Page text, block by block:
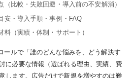
（比較・失敗回避・導入前の不安解消）
安・導入手順・事例・FAQ
料（実績・体制・サポート）
ールで「誰のどんな悩みを、どう解決す
に必要な情報（選ばれる理由、実績、費
します。広告だけで新規を増やすのは難